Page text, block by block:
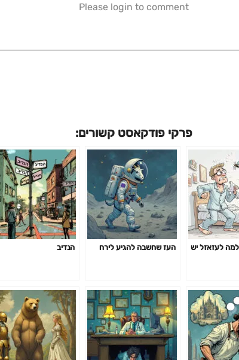
Please login to comment
פרקי פודקאסט קשורים:
למה לעזאזל יש
העז שחשבה להגיע לירח הנדיב